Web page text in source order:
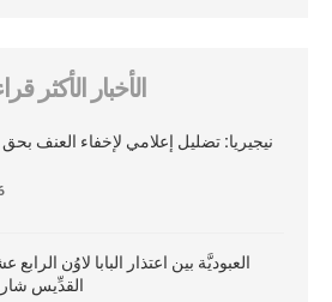
الأخبار الأكثر
نيجيريا: تضليل إعلامي لإخفاء العنف
العبوديَّة بين اعتذار البابا لاوُن
القدِّيس